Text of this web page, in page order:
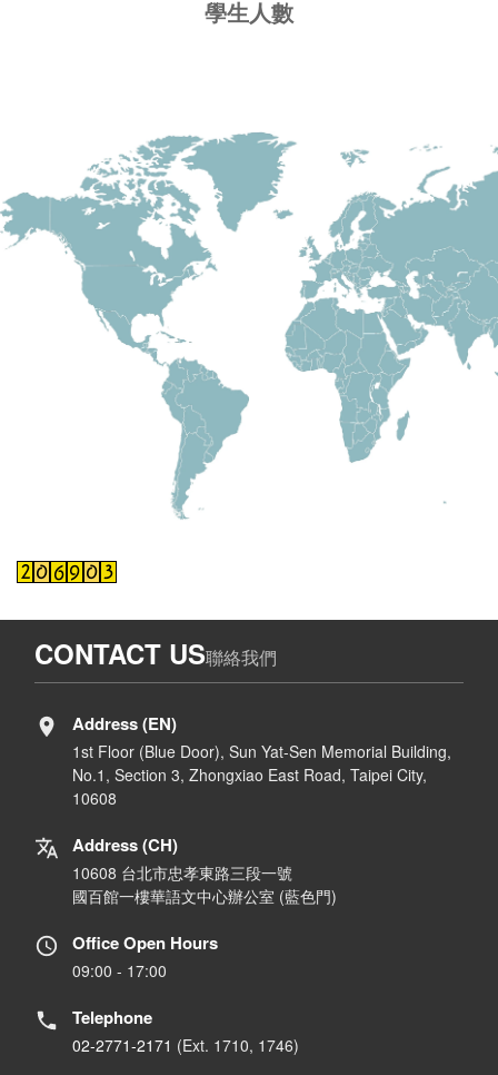
學生人數
CONTACT US聯絡我們
Address (EN)
1st Floor (Blue Door), Sun Yat-Sen Memorial Building,
No.1, Section 3, Zhongxiao East Road, Taipei City,
10608
Address (CH)
10608 台北市忠孝東路三段一號
國百館一樓華語文中心辦公室 (藍色門)
Office Open Hours
09:00 - 17:00
Telephone
02-2771-2171 (Ext. 1710, 1746)